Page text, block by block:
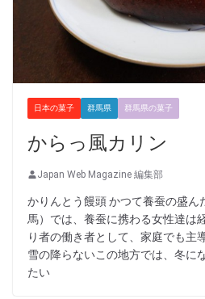
日本の菓子 群馬県 群馬県の菓子
からっ風カリン
Japan Web Magazine 編集部
かりんとう饅頭 かつて養蚕の盛ん
馬）では、養蚕に携わる女性達は
り者の働き者として、家庭でも主
雪の降らないこの地方では、冬に
たい